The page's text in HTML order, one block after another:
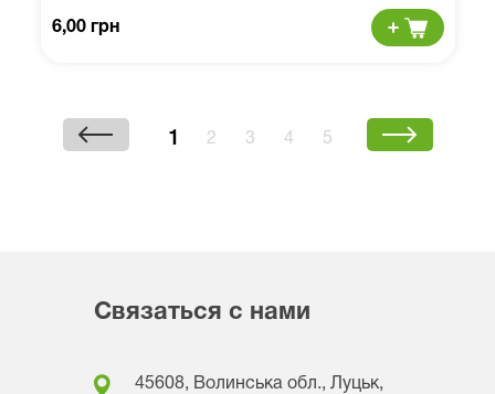
6,00 грн
1 2 3 4 5
Связаться с нами
45608, Волинська обл., Луцьк,